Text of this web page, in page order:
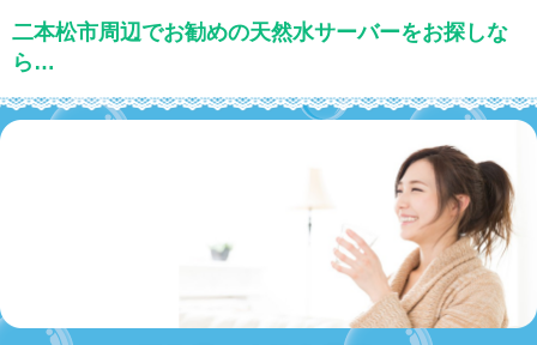
二本松市周辺でお勧めの天然水サーバーをお探しな
ら…